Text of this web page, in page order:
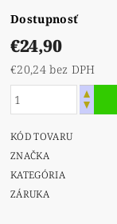
Dostupnosť
€24,90
€20,24 bez DPH
KÓD TOVARU
ZNAČKA
KATEGÓRIA
ZÁRUKA